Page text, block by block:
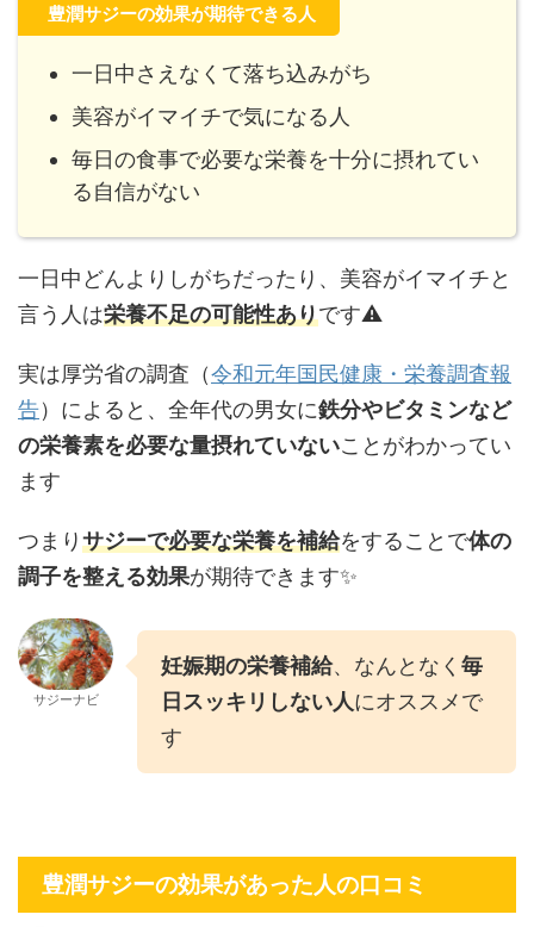
豊潤サジーの効果が期待できる人
一日中さえなくて落ち込みがち
美容がイマイチで気になる人
毎日の食事で必要な栄養を十分に摂れてい
る自信がない
一日中どんよりしがちだったり、美容がイマイチと
言う人は栄養不足の可能性ありです⚠️
実は厚労省の調査（令和元年国民健康・栄養調査報
告）によると、全年代の男女に鉄分やビタミンなど
の栄養素を必要な量摂れていないことがわかってい
ます
つまりサジーで必要な栄養を補給をすることで体の
調子を整える効果が期待できます✨
サジーナビ
妊娠期の栄養補給、なんとなく 毎
日スッキリしない人にオススメで
す
豊潤サジーの効果があった人の口コミ